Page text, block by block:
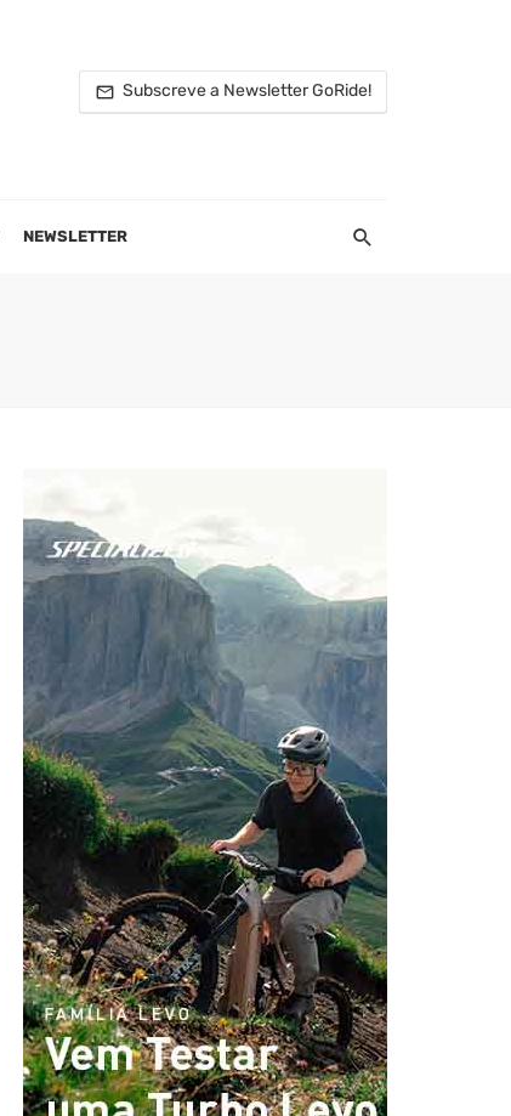
Subscreve a Newsletter GoRide!
NEWSLETTER